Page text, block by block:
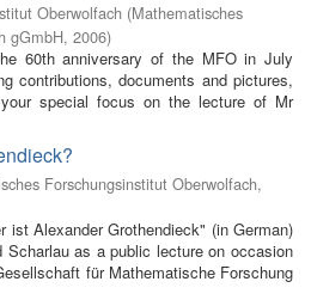
Oberwolfach (Mathematisches
gGmbH, 2006)
60th anniversary of the MFO in July
contributions, documents and pictures,
special focus on the lecture of Mr
Forschungsinstitut Oberwolfach,
ist Alexander Grothendieck" (in German)
as a public lecture on occasion
für Mathematische Forschung